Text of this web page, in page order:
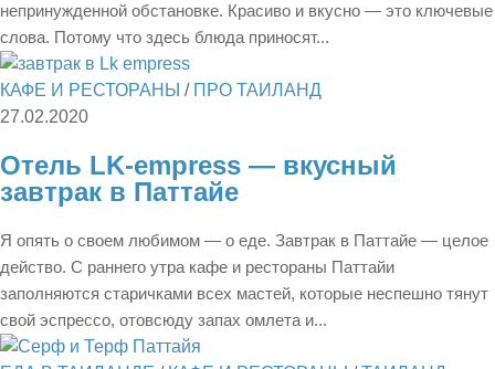
непринужденной обстановке. Красиво и вкусно — это ключевые
слова. Потому что здесь блюда приносят...
КАФЕ И РЕСТОРАНЫ / ПРО ТАИЛАНД
27.02.2020
Отель LK-empress — вкусный
завтрак в Паттайе
Я опять о своем любимом — о еде. Завтрак в Паттайе — целое
действо. С раннего утра кафе и рестораны Паттайи
заполняются старичками всех мастей, которые неспешно тянут
свой эспрессо, отовсюду запах омлета и...